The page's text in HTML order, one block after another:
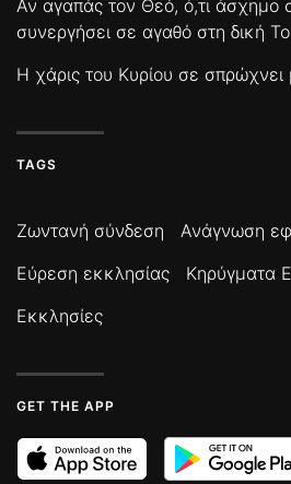
Αν αγαπάς τον Θεό, ό,τι άσχημο
συνεργήσει σε αγαθό στη δική
Η χάρις του Κυρίου σε σπρώχνει
TAGS
Ζωντανή σύνδεση Ανάγνωση
Εύρεση εκκλησίας
Κηρύγματα
Εκκλησίες
GET THE APP